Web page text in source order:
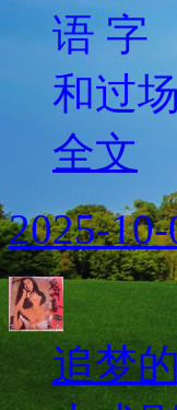
语 字
和过
全文
2025-
追梦